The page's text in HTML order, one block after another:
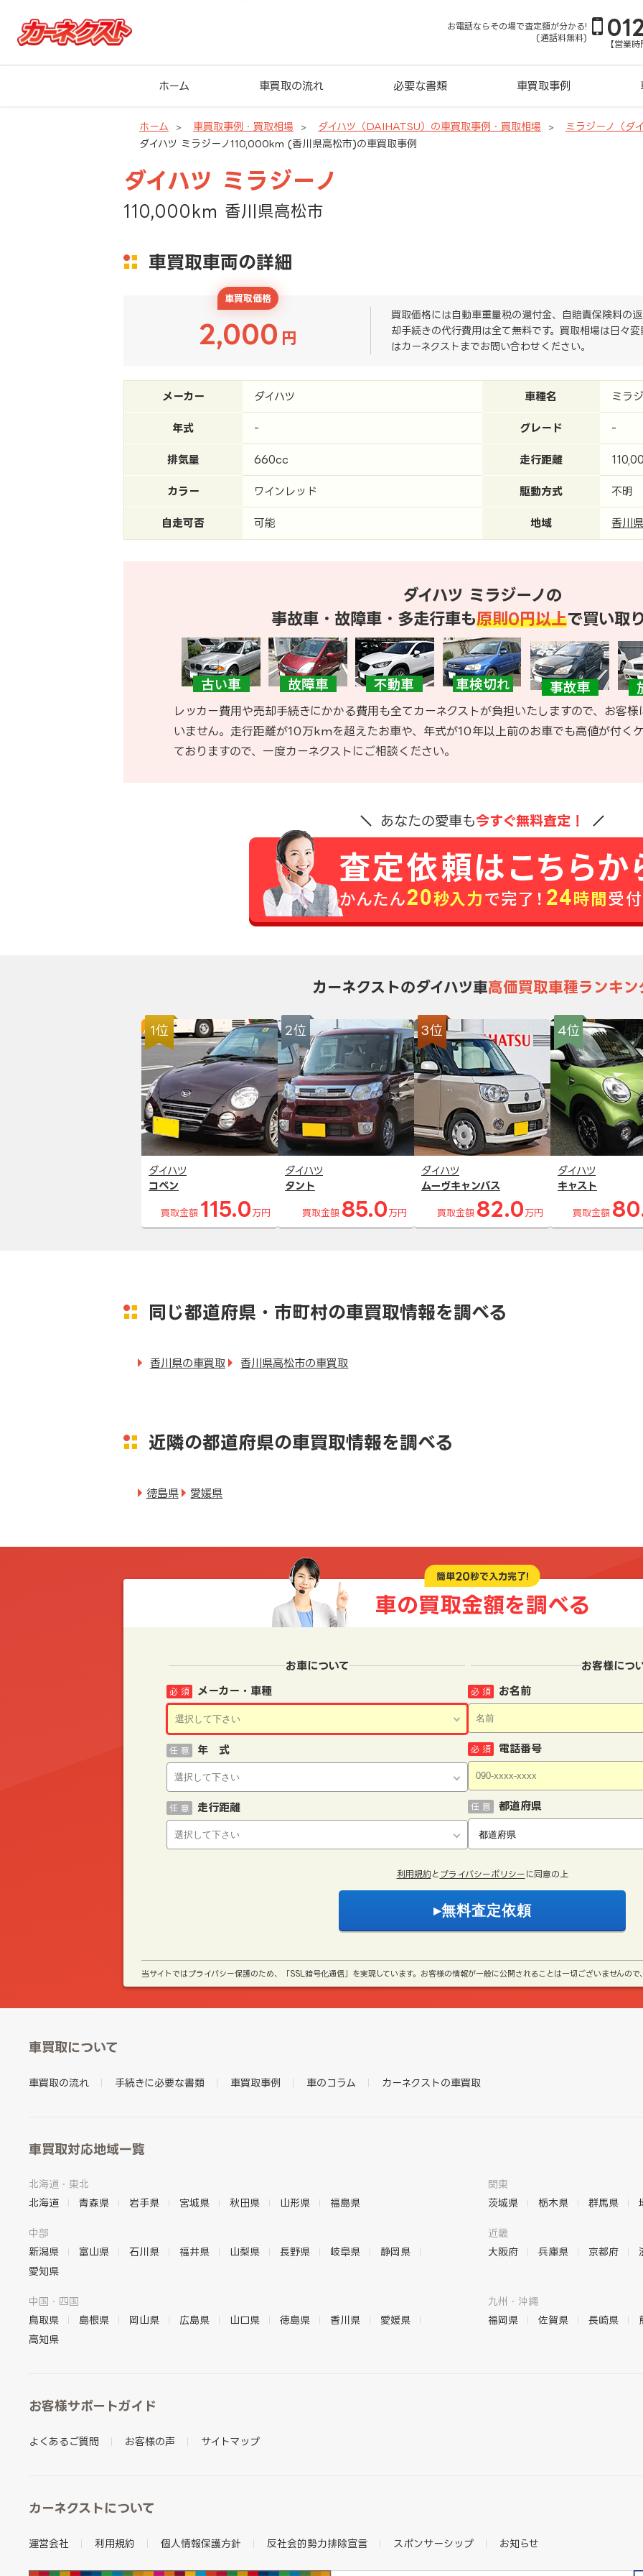
お電話ならその場で査定額が分かる!
(通話料無料)
【営業
ホーム 車買取の流れ 必要な書類 車買取事例
ホーム 車買取事例・買取相場 ダイハツ（DAIHATSU）の車買取事例・買取相場
ミラジーノ（ダ
ダイハツ ミラジーノ110,000km (香川県高松市)の車買取事例
ダイハツ ミラジーノ
110,000km 香川県高松市
車買取車両の詳細
車買取価格
2,000 円
買取価格には自動車重量税の還付金、自賠責保険料の
却手続きの代行費用は全て無料です。買取相場は日々
はカーネクストまでお問い合わせください。
メーカー ダイハツ 車種名 ミラ
年式 - グレード -
排気量 660cc 走行距離
カラー ワインレッド 駆動方式 不明
自走可否 可能 地域 香川県
ダイハツ ミラジーノの
事故車・故障車・多走行車も原則0円以上で買い取
レッカー費用や売却手続きにかかる費用も全てカーネクストが負担いたしますので、お客
いません。走行距離が10万kmを超えたお車や、年式が10年以上前のお車でも高値が付く
ておりますので、一度カーネクストにご相談ください。
あなたの愛車も今すぐ無料査定！
カーネクストのダイハツ車高価買取車種ランキン
1位
ダイハツ
コペン
買取金額 115.0 万円
2位
ダイハツ
タント
買取金額 85.0 万円
3位
ダイハツ
ムーヴキャンバス
買取金額 82.0 万円
4位
ダイハツ
キャスト
買取金額
同じ都道府県・市町村の車買取情報を調べる
香川県の車買取 香川県高松市の車買取
近隣の都道府県の車買取情報を調べる
徳島県 愛媛県
簡単20秒で入力完了!
車の買取金額を調べる
お車について
メーカー・車種
必 須
年 式
任 意
走行距離
任 意
お客様につ
お名前
必 須
電話番号
必 須
都道府県
任 意
利用規約 と プライバシーポリシー に同意の上
当サイトではプライバシー保護のため、「SSL暗号化通信」を実現しています。お客様の情報が一般に公開されることは一切ございませんの
車買取について
車買取の流れ 手続きに必要な書類 車買取事例 車のコラム カーネクストの車買取
車買取対応地域一覧
北海道・東北
北海道
青森県 岩手県 宮城県 秋田県 山形県 福島県
関東
茨城県
栃木県 群馬県
中部
新潟県
富山県 石川県 福井県 山梨県 長野県 岐阜県
静岡県
愛知県
近畿
大阪府
兵庫県 京都府
中国・四国
鳥取県
島根県 岡山県 広島県 山口県 徳島県 香川県
愛媛県
高知県
九州・沖縄
福岡県
佐賀県 長崎県
お客様サポートガイド
よくあるご質問 お客様の声 サイトマップ
カーネクストについて
運営会社 利用規約 個人情報保護方針 反社会的勢力排除宣言 スポンサーシップ お知らせ